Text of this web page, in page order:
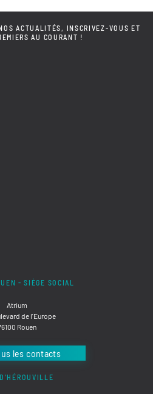
ACTUALITÉS, INSCRIVEZ-VOUS ET
AU COURANT !
- SIÈGE SOCIAL
Atrium
de l'Europe
Rouen
les contacts